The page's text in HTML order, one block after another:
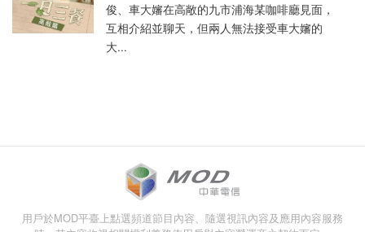
俊、車大嬸在高敞的九市浦海某咖啡廳見面，
互相介紹並聊天，但兩人無法接受車大嬸的
大...
用戶於MOD平臺上點選頻道節目內容、隨選視訊內容及應用內容服務